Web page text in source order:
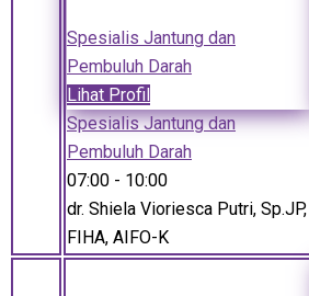
Spesialis Jantung dan
Pembuluh Darah
Lihat Profil
Spesialis Jantung dan
Pembuluh Darah
07:00 - 10:00
dr. Shiela Vioriesca Putri, Sp.JP,
FIHA, AIFO-K